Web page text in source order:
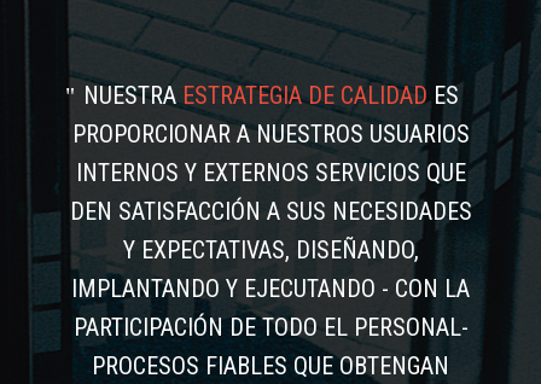
NUESTRAESTRATEGIA DE CALIDADES
PROPORCIONAR A NUESTROS USUARIOS
INTERNOS Y EXTERNOS SERVICIOS QUE
DEN SATISFACCIÓN A SUS NECESIDADES
Y EXPECTATIVAS, DISEÑANDO,
IMPLANTANDO Y EJECUTANDO - CON LA
PARTICIPACIÓN DE TODO EL PERSONAL-
PROCESOS FIABLES QUE OBTENGAN